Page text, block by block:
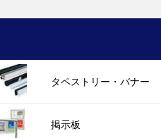
タペストリー・バナー
掲示板